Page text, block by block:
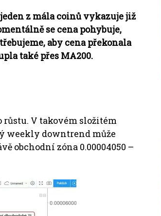
z mála coinů vykazuje již
se cena pohybuje,
aby cena překonala
také přes MA200.
růstu. V takovém složitém
weekly downtrend může
obchodní zóna 0.00004050 –